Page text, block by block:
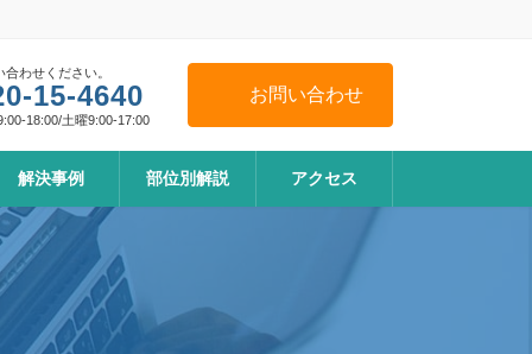
わせください。
15-4640
18:00/土曜9:00-17:00
お問い合わせ
解決事例 部位別解説 アクセス